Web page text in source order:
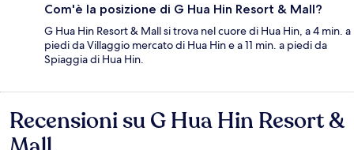
Com'è la posizione di G Hua Hin Resort & Mall?
G Hua Hin Resort & Mall si trova nel cuore di Hua Hin, a 4 min. a
piedi da Villaggio mercato di Hua Hin e a 11 min. a piedi da
Spiaggia di Hua Hin.
Recensioni
Recensioni su G Hua Hin Resort &